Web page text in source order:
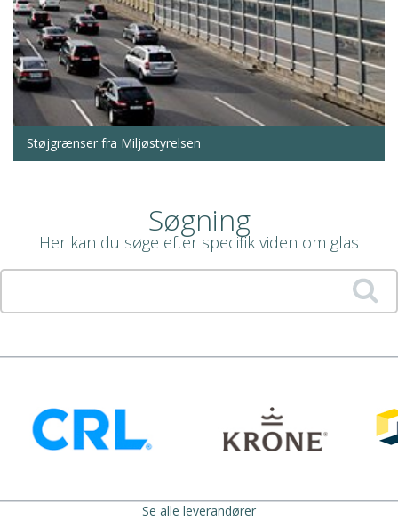
Støjgrænser fra Miljøstyrelsen
Søgning
Her kan du søge efter specifik viden om glas
Se alle leverandører